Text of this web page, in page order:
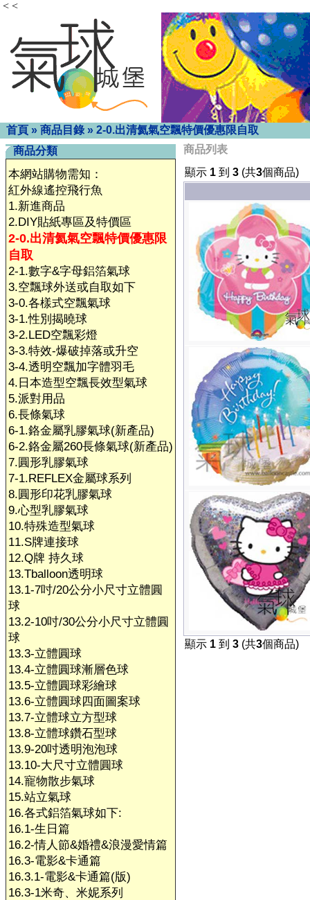
< <
首頁 » 商品目錄 » 2-0.出清氦氣空飄特價優惠限自取
商品分類
本網站購物需知：
紅外線遙控飛行魚
1.新進商品
2.DIY貼紙專區及特價區
2-0.出清氦氣空飄特價優惠限
自取
2-1.數字&字母鋁箔氣球
3.空飄球外送或自取如下
3-0.各樣式空飄氣球
3-1.性別揭曉球
3-2.LED空飄彩燈
3-3.特效-爆破掉落或升空
3-4.透明空飄加字體羽毛
4.日本造型空飄長效型氣球
5.派對用品
6.長條氣球
6-1.鉻金屬乳膠氣球(新產品)
6-2.鉻金屬260長條氣球(新產品)
7.圓形乳膠氣球
7-1.REFLEX金屬球系列
8.圓形印花乳膠氣球
9.心型乳膠氣球
10.特殊造型氣球
11.S牌連接球
12.Q牌 持久球
13.Tballoon透明球
13.1-7吋/20公分小尺寸立體圓
球
13.2-10吋/30公分小尺寸立體圓
球
13.3-立體圓球
13.4-立體圓球漸層色球
13.5-立體圓球彩繪球
13.6-立體圓球四面圖案球
13.7-立體球立方型球
13.8-立體球鑽石型球
13.9-20吋透明泡泡球
13.10-大尺寸立體圓球
14.寵物散步氣球
15.站立氣球
16.各式鋁箔氣球如下:
16.1-生日篇
16.2-情人節&婚禮&浪漫愛情篇
16.3-電影&卡通篇
16.3.1-電影&卡通篇(版)
16.3-1米奇、米妮系列
商品列表
顯示 1 到 3 (共3個商品)
顯示 1 到 3 (共3個商品)